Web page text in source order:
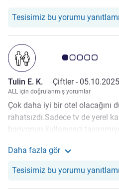
Tesisimiz bu yorumu
Avis müşterileri
Tulin E. K. Çiftler - 05.10.2025
ALL için doğrulanmış yorumlar
Çok daha iyi bir otel olacağını
rahatsızdı.Sadece tv de yerel
banyonun kullanışsız
ve aşşağıya monte edilmişki
ve iki elinizi beraber musluğun
sığdıramıyırsunuz.Daha
önce fön makinesini
Daha fazla gör
Tesisimiz bu yorumu